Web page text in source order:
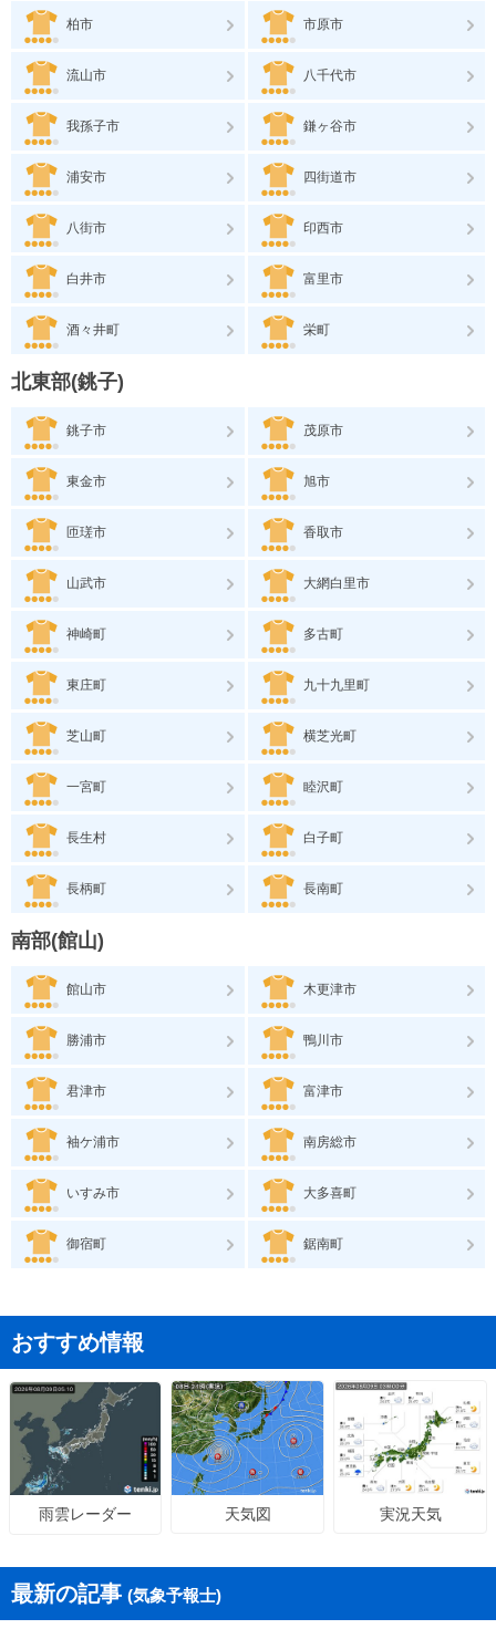
柏市 市原市
流山市 八千代市
我孫子市 鎌ヶ谷市
浦安市 四街道市
八街市 印西市
白井市 富里市
酒々井町 栄町
北東部(銚子)
銚子市 茂原市
東金市 旭市
匝瑳市 香取市
山武市 大網白里市
神崎町 多古町
東庄町 九十九里町
芝山町 横芝光町
一宮町 睦沢町
長生村 白子町
長柄町 長南町
南部(館山)
館山市 木更津市
勝浦市 鴨川市
君津市 富津市
袖ケ浦市 南房総市
いすみ市 大多喜町
御宿町 鋸南町
おすすめ情報
雨雲レーダー 天気図 実況天気
最新の記事 (気象予報士)